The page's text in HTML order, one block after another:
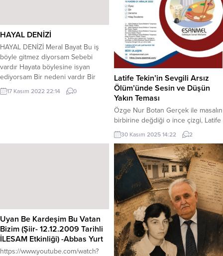
HAYAL DENİZİ
HAYAL DENİZİ Meral Bayat Bu iş
böyle gitmez diyorsam Sebebi
vardır Hayata böylesine isyan
ediyorsam Bir nedeni vardır Bir
gemi yaptım Bıraktım hayal
denizine Ama kaptanı ümitsizlikti
17 Kasım 2022 22:14 0
Latife Tekin’in Sevgili Arsız
Ölüm’ünde Sesin ve Düşün
Yakın Teması
Özge Nur Botan Gerçek ile masalın
birbirine değdiği o ince çizgi, Latife
Tekin’in dilinde genişliyor
şimdi:Yoksunluk büyüye, keder
anıya, sıradan hayat başka bir
dünyanın kapısına dönüşüyor.
Hemyaralı hem ısrarcı, tıpkı her
şeye rağmen filizlenen bir yabani
ot gibi bir hayat. Sanki köykıyısında
unutulmuş bir kuyunun başında
duruyor, suyun dibinden gelen...
30 Kasım 2025 14:22 2
Uyan Be Kardeşim Bu Vatan
Bizim (Şiir- 12.12.2009 Tarihli
İLESAM Etkinliği) -Abbas Yurt
https://www.youtube.com/watch?